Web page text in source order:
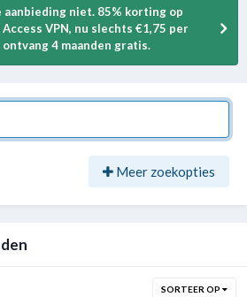
aanbieding niet. 85% korting op
VPN, nu slechts €1,75 per
ontvang 4 maanden gratis.
Meer zoekopties
SORTEER OP